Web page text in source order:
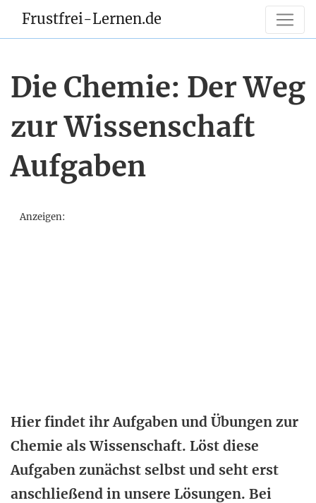
Frustfrei-Lernen.de
Die Chemie: Der Weg
zur Wissenschaft
Aufgaben
Anzeigen:
Hier findet ihr Aufgaben und Übungen zur
Chemie als Wissenschaft. Löst diese
Aufgaben zunächst selbst und seht erst
anschließend in unsere Lösungen. Bei